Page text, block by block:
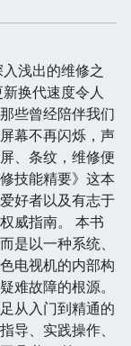
浅出的维修之
换代速度令人
些曾经陪伴我们
幕不再闪烁，声
、条纹，维修便
技能精要》这本
好者以及有志于
威指南。 本书
是以一种系统、
电视机的内部构
难故障的根源。
从入门到精通的
导、实践操作、